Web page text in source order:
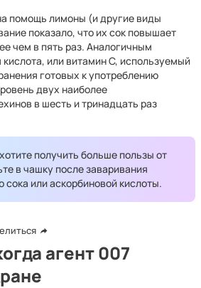
помощь лимоны (и другие виды
показало, что их сок повышает
чем в пять раз. Аналогичным
или витамин С, используемый
готовых к употреблению
двух наиболее
в шесть и тринадцать раз
получить больше пользы от
в чашку после заваривания
сока или аскорбиновой кислоты.
агент 007